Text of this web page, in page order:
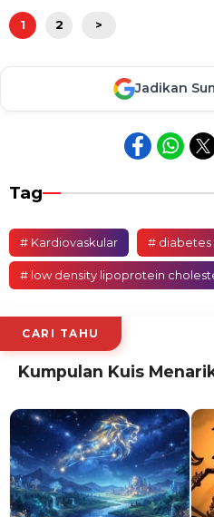
1 2 >
Jadikan
Tag
# Kardiovaskular # diabetes
# low density lipoprotein
CARI TAHU
Kumpulan Kuis